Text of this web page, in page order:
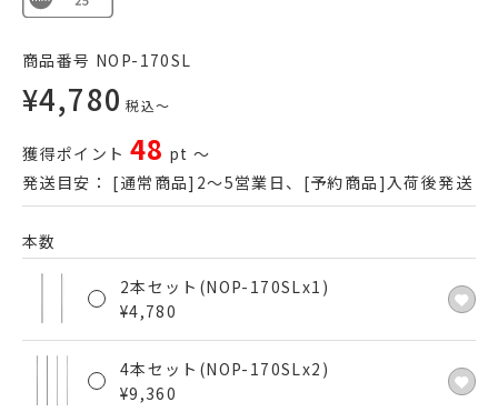
商品番号 NOP-170SL
¥4,780 税込〜
獲得ポイント 48 pt 〜
発送目安： [通常商品]2～5営業日、[予約商品]入荷後発送
本数
2本セット(NOP-170SLx1)
¥4,780
4本セット(NOP-170SLx2)
¥9,360